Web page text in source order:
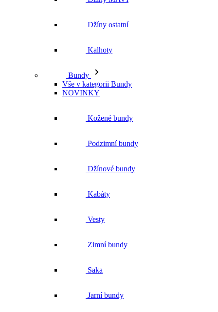
Džíny ostatní
Kalhoty
Bundy
Vše v kategorii Bundy
NOVINKY
Kožené bundy
Podzimní bundy
Džínové bundy
Kabáty
Vesty
Zimní bundy
Saka
Jarní bundy